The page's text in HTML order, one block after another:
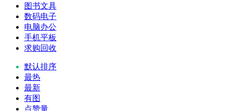
图书文具
数码电子
电脑办公
手机平板
求购回收
默认排序
最热
最新
有图
点赞量